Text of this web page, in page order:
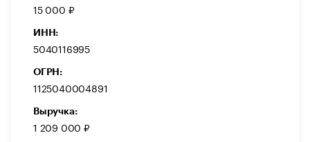
15 000 ₽
ИНН:
5040116995
ОГРН:
1125040004891
Выручка:
1 209 000 ₽